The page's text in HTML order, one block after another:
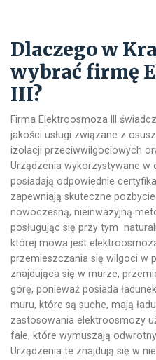
Dlaczego w
wybrać firmę
III?
Firma Elektroosmoza III
jakości usługi związane z
izolacji przeciwwilgociowych
Urządzenia wykorzystywane w
posiadają odpowiednie
zapewniają skuteczne
nowoczesną, nieinwazyjną
posługując się przy tym
której mowa jest
przemieszczania się wilgoci w
znajdująca się w murze,
górę, ponieważ posiada
muru, które są suche, mają
zastosowania elektroosmozy
fale, które wymuszają
Urządzenia te znajdują się w